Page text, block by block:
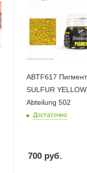
ABTF617 Пигмент
SULFUR YELLOW
Abteilung 502
Достаточно
700руб.